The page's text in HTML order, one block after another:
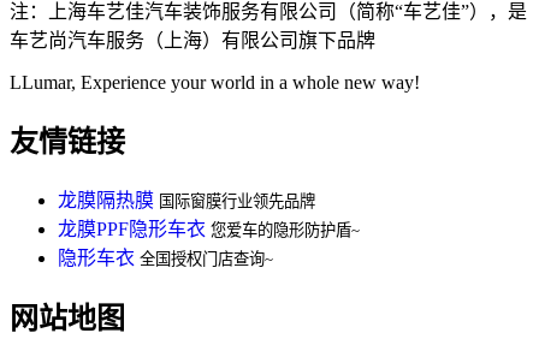
注：上海车艺佳汽车装饰服务有限公司（简称“车艺佳”），是
车艺尚汽车服务（上海）有限公司旗下品牌
LLumar, Experience your world in a whole new way!
友情链接
龙膜隔热膜 国际窗膜行业领先品牌
龙膜PPF隐形车衣 您爱车的隐形防护盾~
隐形车衣 全国授权门店查询~
网站地图